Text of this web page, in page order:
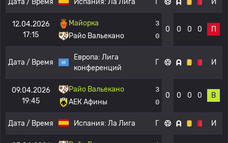
Дата / Время Испания: Ла Лига Г И
12.04.2026
17:15
Майорка
Райо Вальекано
3
0
0 0 0 0 П
Дата / Время
Европа: Лига
конференций
Г И
09.04.2026
19:45
Райо Вальекано
АЕК Афины
3
0
0 0 0 0 В
Дата / Время Испания: Ла Лига Г И